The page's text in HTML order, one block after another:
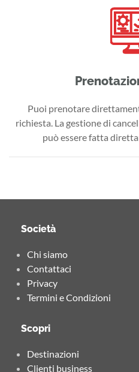
Puoi prenotare
richiesta. La gestione di
può essere fatta
Società
Chi siamo
Contattaci
Privacy
Termini e Condizioni
Scopri
Destinazioni
Clienti business